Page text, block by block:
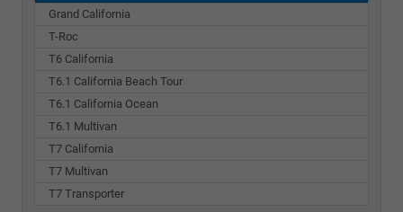
Grand California
T-Roc
T6 California
T6.1 California Beach Tour
T6.1 California Ocean
T6.1 Multivan
T7 California
T7 Multivan
T7 Transporter